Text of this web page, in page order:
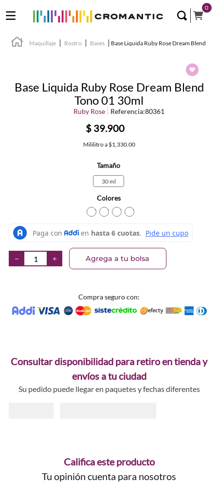
0
Maquillaje Rostro Bases Base Liquida Ruby Rose Dream Blend
Base Liquida Ruby Rose Dream Blend
Tono 01 30ml
Ruby Rose Referencia:80361
$ 39.900
Mililitroa $1,330.00
Tamaño
30 ml
Colores
TEXTURA_7295750412231
TEXTURA_7295750412224
TEXTURA_7295750412217
＋
－ Agrega a tu bolsa
Compra seguro con:
Consultar disponibilidad para retiro en tienda y
envíos a tu ciudad
Su pedido puede llegar en paquetes y fechas diferentes
Califica este producto
Tu opinión cuenta para nosotros